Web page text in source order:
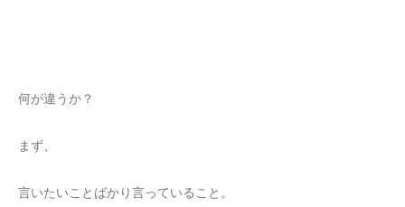
何が違うか？
まず、
言いたいことばかり言っていること。